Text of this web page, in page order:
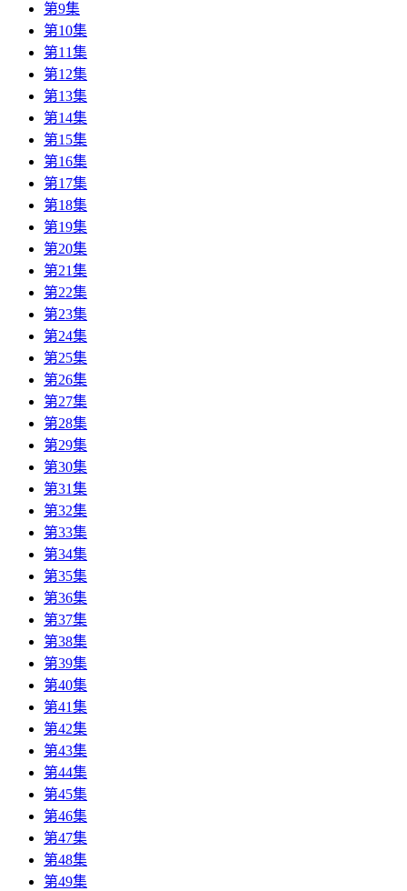
第9集
第10集
第11集
第12集
第13集
第14集
第15集
第16集
第17集
第18集
第19集
第20集
第21集
第22集
第23集
第24集
第25集
第26集
第27集
第28集
第29集
第30集
第31集
第32集
第33集
第34集
第35集
第36集
第37集
第38集
第39集
第40集
第41集
第42集
第43集
第44集
第45集
第46集
第47集
第48集
第49集